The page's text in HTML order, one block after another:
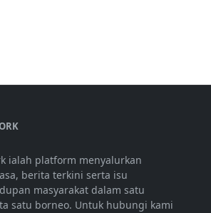
ialah platform menyalurkan
berita terkini serta isu
masyarakat dalam satu
satu borneo. Untuk hubungi kami